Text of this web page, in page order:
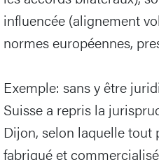
influencée (alignement
normes européennes,
Exemple: sans y être
Suisse a repris la
Dijon, selon laquelle
fabriqué et